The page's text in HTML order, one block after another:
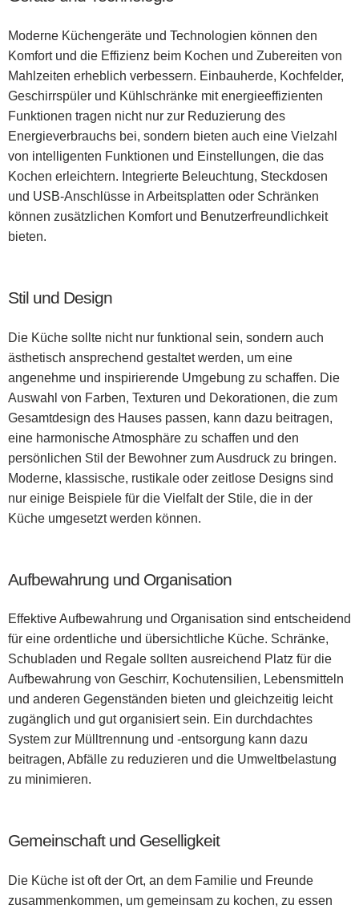
Moderne Küchengeräte und Technologien können den
Komfort und die Effizienz beim Kochen und Zubereiten von
Mahlzeiten erheblich verbessern. Einbauherde, Kochfelder,
Geschirrspüler und Kühlschränke mit energieeffizienten
Funktionen tragen nicht nur zur Reduzierung des
Energieverbrauchs bei, sondern bieten auch eine Vielzahl
von intelligenten Funktionen und Einstellungen, die das
Kochen erleichtern. Integrierte Beleuchtung, Steckdosen
und USB-Anschlüsse in Arbeitsplatten oder Schränken
können zusätzlichen Komfort und Benutzerfreundlichkeit
bieten.
Stil und Design
Die Küche sollte nicht nur funktional sein, sondern auch
ästhetisch ansprechend gestaltet werden, um eine
angenehme und inspirierende Umgebung zu schaffen. Die
Auswahl von Farben, Texturen und Dekorationen, die zum
Gesamtdesign des Hauses passen, kann dazu beitragen,
eine harmonische Atmosphäre zu schaffen und den
persönlichen Stil der Bewohner zum Ausdruck zu bringen.
Moderne, klassische, rustikale oder zeitlose Designs sind
nur einige Beispiele für die Vielfalt der Stile, die in der
Küche umgesetzt werden können.
Aufbewahrung und Organisation
Effektive Aufbewahrung und Organisation sind entscheidend
für eine ordentliche und übersichtliche Küche. Schränke,
Schubladen und Regale sollten ausreichend Platz für die
Aufbewahrung von Geschirr, Kochutensilien, Lebensmitteln
und anderen Gegenständen bieten und gleichzeitig leicht
zugänglich und gut organisiert sein. Ein durchdachtes
System zur Mülltrennung und -entsorgung kann dazu
beitragen, Abfälle zu reduzieren und die Umweltbelastung
zu minimieren.
Gemeinschaft und Geselligkeit
Die Küche ist oft der Ort, an dem Familie und Freunde
zusammenkommen, um gemeinsam zu kochen, zu essen